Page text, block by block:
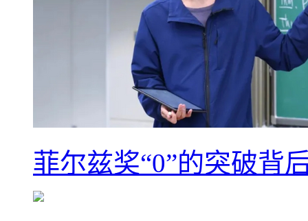
菲尔兹奖“0”的突破背